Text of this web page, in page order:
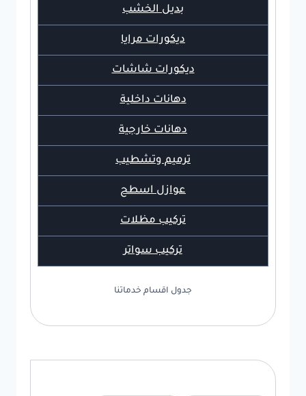
بديل الخشب
ديكورات مرايا
ديكورات شاشات
دهانات داخلية
دهانات خارجية
ترميم وتشطيب
عوازل اسطح
تركيب مظلات
تركيب سواتر
جدول اقسام خدماتنا